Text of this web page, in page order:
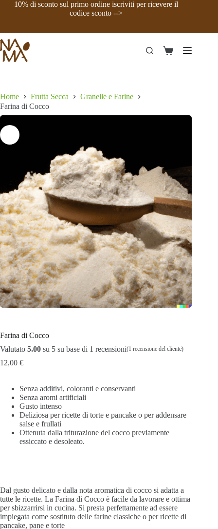
10% di sconto sul primo ordine iscriviti per ricevere il
codice sconto -->
Carrello
Home Frutta Secca
Granelle e Farine
Farina di Cocco
Farina di Cocco
Valutato 5.00 su 5 su base di 1 recensioni(1 recensione del cliente)
12,00 €
Senza additivi, coloranti e conservanti
Senza aromi artificiali
Gusto intenso
Deliziosa per ricette di torte e pancake o per addensare
salse e frullati
Ottenuta dalla triturazione del cocco previamente
essiccato e desoleato.
Dal gusto delicato e dalla nota aromatica di cocco si adatta a
tutte le ricette. La Farina di Cocco è facile da lavorare e ottima
per sbizzarrirsi in cucina. Si presta perfettamente ad essere
impiegata come sostituto delle farine classiche o per ricette di
pancake, pane e torte